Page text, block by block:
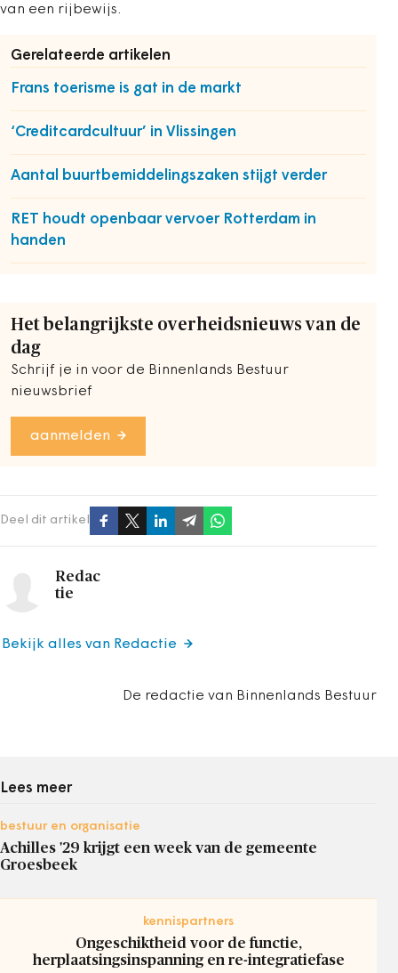
van een rijbewijs.
Gerelateerde artikelen
Frans toerisme is gat in de markt
‘Creditcardcultuur’ in Vlissingen
Aantal buurtbemiddelingszaken stijgt verder
RET houdt openbaar vervoer Rotterdam in
handen
Het belangrijkste overheidsnieuws van de
dag
Schrijf je in voor de Binnenlands Bestuur
nieuwsbrief
aanmelden
Deel dit artikel
Redac
tie
De redactie van Binnenlands Bestuur
Bekijk alles van Redactie
Lees meer
bestuur en organisatie
Achilles '29 krijgt een week van de gemeente
Groesbeek
kennispartners
Ongeschiktheid voor de functie,
herplaatsingsinspanning en re-integratiefase